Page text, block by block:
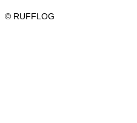
© RUFFLOG